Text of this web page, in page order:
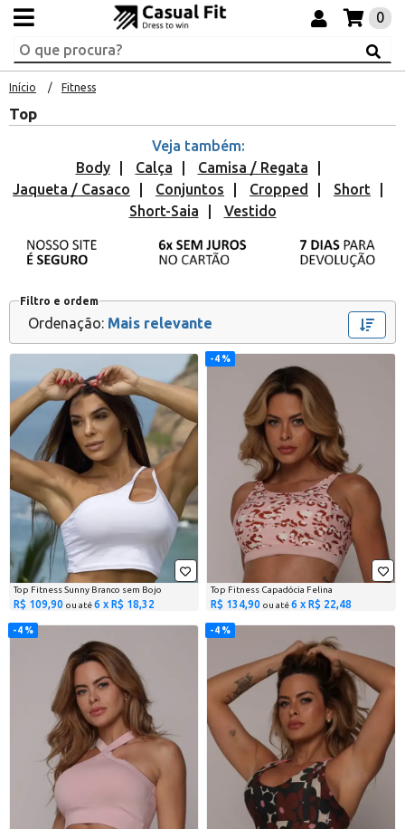
0
Início Fitness
Top
Veja também:
Body
Calça
Camisa / Regata
Jaqueta / Casaco
Conjuntos Cropped
Short
Short-Saia
Vestido
Filtro e ordem
Ordenação: Mais relevante
Top Fitness Sunny Branco sem Bojo
R$ 109,90 ou até6 x R$ 18,32
4 %
Top Fitness Capadócia Felina
R$ 134,90 ou até6 x R$ 22,48
4 % 4 %